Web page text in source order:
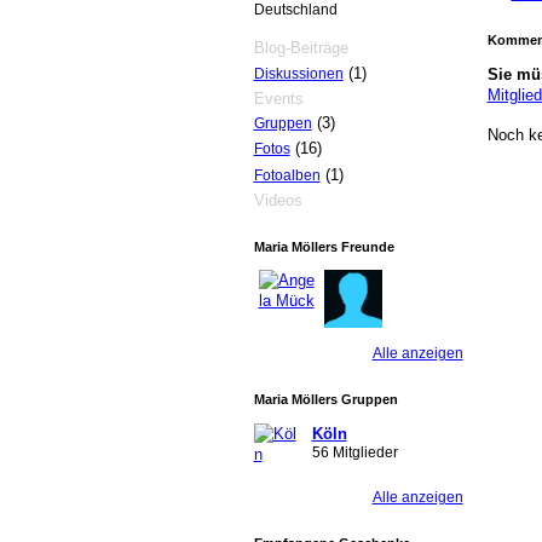
Deutschland
Blog-Beiträge
Diskussionen (1)
Events
Gruppen (3)
Fotos(16)
Fotoalben (1)
Videos
Maria Möllers Freunde
Alle anzeigen
Maria Möllers Gruppen
Köln
56 Mitglieder
Alle anzeigen
Sie
Noch